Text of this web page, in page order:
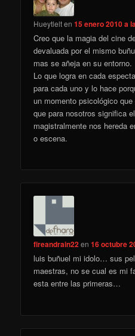
Hueytlelten15 enero 2010 a
Creo que la magia del cine
devaluada por el mismo
mas se añeja en su entorno.
Lo que logra en cada
para cada uno y lo hace
un momento psicológico
que para nosotros significa
magistralmente nos hereda
o escena.
fireandrain22en16 octubre
luis buñuel mi idolo… sus
maestras, no se cual es mi
esta entre las primeras…